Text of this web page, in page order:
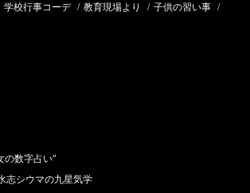
学校行事コーデ / 教育現場より / 子供の習い事 /
の数字占い”
志シウマの九星気学